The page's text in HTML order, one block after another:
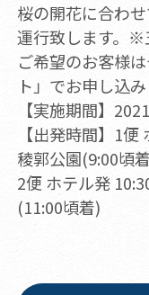
桜の開花に合わ
運行致します。※
ご希望のお客様
ト」でお申し込み
【実施期間】
【出発時間】1
稜郭公園(9:00頃
2便 ホテル発
(11:00頃着)